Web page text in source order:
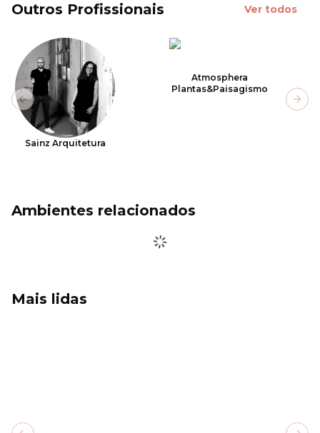
Outros Profissionais Ver todos
Sainz Arquitetura
Atmosphera
Plantas&Paisagismo
Previous slide
Ambientes relacionados
Mais lidas